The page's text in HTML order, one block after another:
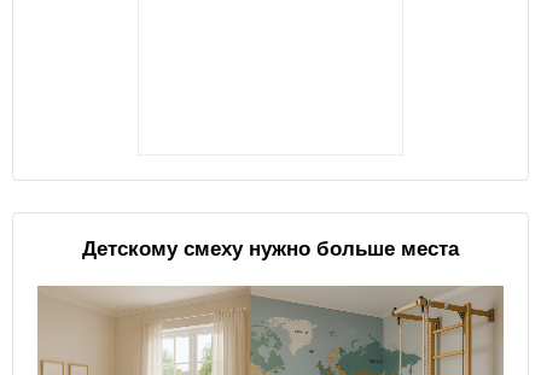
Детскому смеху нужно больше места